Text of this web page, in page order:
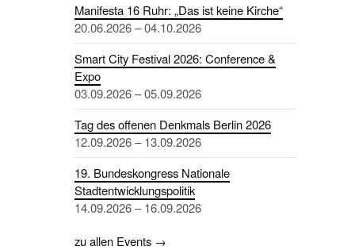
Manifesta 16 Ruhr: „Das ist keine Kirche“
20.06.2026 – 04.10.2026
Smart City Festival 2026: Conference &
Expo
03.09.2026 – 05.09.2026
Tag des offenen Denkmals Berlin 2026
12.09.2026 – 13.09.2026
19. Bundeskongress Nationale
Stadtentwicklungspolitik
14.09.2026 – 16.09.2026
zu allen Events →